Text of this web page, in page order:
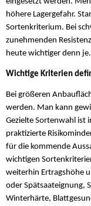
höhere Lagergefahr.
Sortenkriterium. Bei
zunehmenden
heute wichtiger denn je.
Wichtige Kriterien
Bei größeren
werden. Man kann
Gezielte Sortenwahl ist
praktizierte
für die kommende
wichtigen
weiterhin Ertragshöhe
oder Spätsaateignung,
Winterhärte,